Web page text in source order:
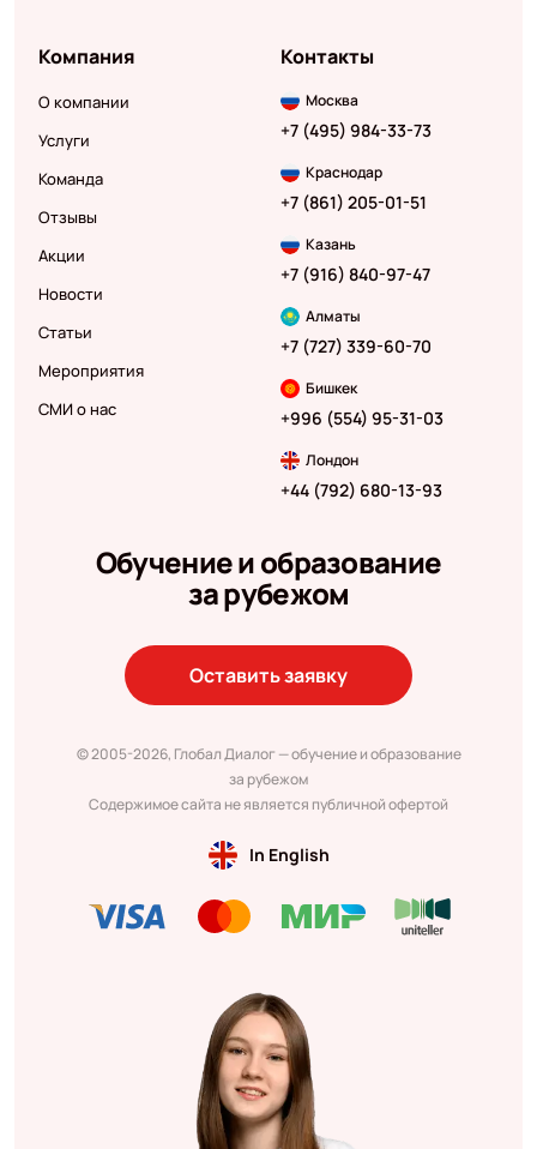
Компания
О компании
Услуги
Команда
Отзывы
Акции
Новости
Статьи
Мероприятия
СМИ о нас
Контакты
Москва
+7 (495) 984-33-73
Краснодар
+7 (861) 205-01-51
Казань
+7 (916) 840-97-47
Алматы
+7 (727) 339-60-70
Бишкек
+996 (554) 95-31-03
Лондон
+44 (792) 680-13-93
Обучение и образование
за рубежом
Оставить заявку
© 2005-2026, Глобал Диалог — обучение и образование
за рубежом
Содержимое сайта не является публичной офертой
In English